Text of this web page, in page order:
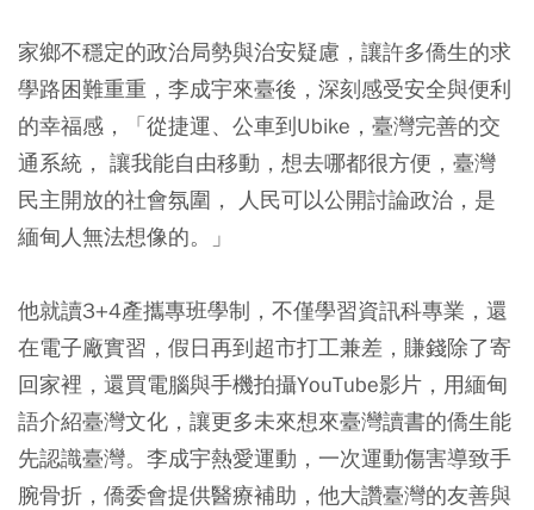
家鄉不穩定的政治局勢與治安疑慮，讓許多僑生的求
學路困難重重，李成宇來臺後，深刻感受安全與便利
的幸福感，「從捷運、公車到Ubike，臺灣完善的交
通系統， 讓我能自由移動，想去哪都很方便，臺灣
民主開放的社會氛圍， 人民可以公開討論政治，是
緬甸人無法想像的。」
他就讀3+4產攜專班學制，不僅學習資訊科專業，還
在電子廠實習，假日再到超市打工兼差，賺錢除了寄
回家裡，還買電腦與手機拍攝YouTube影片，用緬甸
語介紹臺灣文化，讓更多未來想來臺灣讀書的僑生能
先認識臺灣。李成宇熱愛運動，一次運動傷害導致手
腕骨折，僑委會提供醫療補助，他大讚臺灣的友善與